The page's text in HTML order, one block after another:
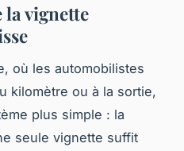
vignette
où les automobilistes
kilomètre ou à la sortie,
plus simple : la
seule vignette suffit